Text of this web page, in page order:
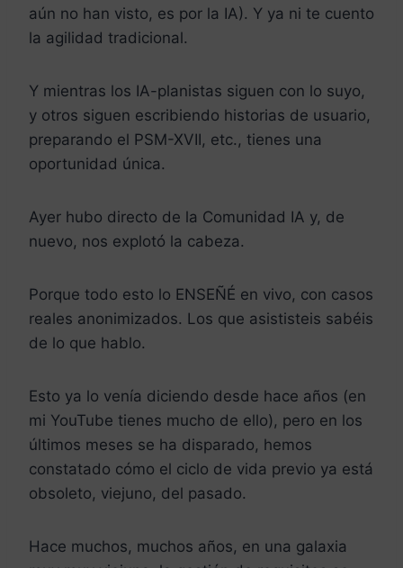
aún no han visto, es por la IA). Y ya ni te cuento
la agilidad tradicional.
Y mientras los IA-planistas siguen con lo suyo,
y otros siguen escribiendo historias de usuario,
preparando el PSM-XVII, etc., tienes una
oportunidad única.
Ayer hubo directo de la Comunidad IA y, de
nuevo, nos explotó la cabeza.
Porque todo esto lo ENSEÑÉ en vivo, con casos
reales anonimizados. Los que asististeis sabéis
de lo que hablo.
Esto ya lo venía diciendo desde hace años (en
mi YouTube tienes mucho de ello), pero en los
últimos meses se ha disparado, hemos
constatado cómo el ciclo de vida previo ya está
obsoleto, viejuno, del pasado.
​Hace muchos, muchos años, en una galaxia